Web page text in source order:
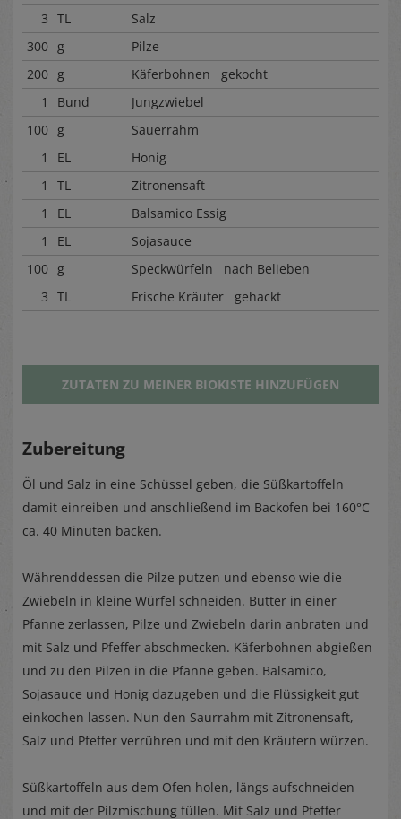
3 TL
Salz
300 g
Pilze
200 g
Käferbohnen gekocht
1
Bund
Jungzwiebel
100 g
Sauerrahm
1
EL
Honig
1
TL
Zitronensaft
1
EL
Balsamico Essig
1
EL
Sojasauce
100 g
Speckwürfeln nach Belieben
3 TL Frische Kräuter gehackt
ZUTATEN ZU MEINER BIOKISTE HINZUFÜGEN
Zubereitung
Öl und Salz in eine Schüssel geben, die Süßkartoffeln
damit einreiben und anschließend im Backofen bei 160°C
ca. 40 Minuten backen.
Währenddessen die Pilze putzen und ebenso wie die
Zwiebeln in kleine Würfel schneiden. Butter in einer
Pfanne zerlassen, Pilze und Zwiebeln darin anbraten und
mit Salz und Pfeffer abschmecken. Käferbohnen abgießen
und zu den Pilzen in die Pfanne geben. Balsamico,
Sojasauce und Honig dazugeben und die Flüssigkeit gut
einkochen lassen. Nun den Saurrahm mit Zitronensaft,
Salz und Pfeffer verrühren und mit den Kräutern würzen.
Süßkartoffeln aus dem Ofen holen, längs aufschneiden
und mit der Pilzmischung füllen. Mit Salz und Pfeffer